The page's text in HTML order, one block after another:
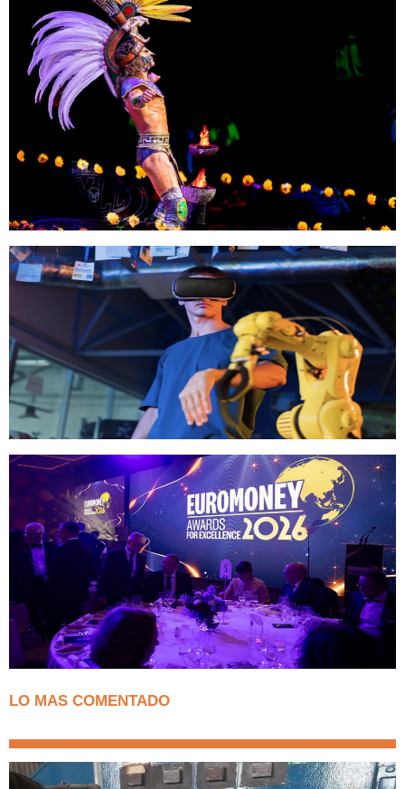
LO MAS COMENTADO